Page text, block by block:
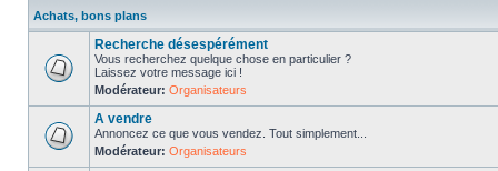
Achats, bons plans
Recherche désespérément
Vous recherchez quelque chose en particulier ?
Laissez votre message ici !
Modérateur: Organisateurs
A vendre
Annoncez ce que vous vendez. Tout simplement...
Modérateur: Organisateurs